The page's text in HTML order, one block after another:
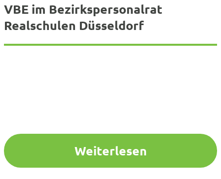
VBE im Bezirkspersonalrat
Realschulen Düsseldorf
Weiterlesen